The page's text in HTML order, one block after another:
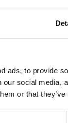
ads, to provide
social
or that